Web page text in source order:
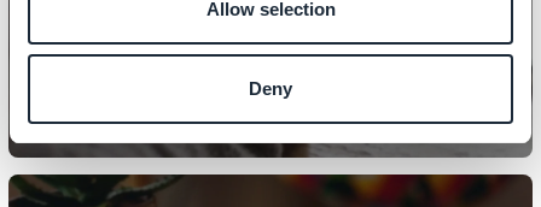
Allow selection
Deny
Comment créer des articles ?